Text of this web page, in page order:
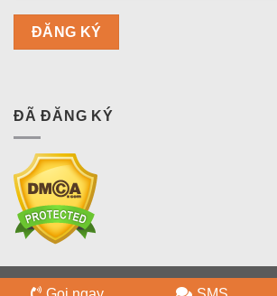
ĐÃ ĐĂNG KÝ
Copyright 2026 ©